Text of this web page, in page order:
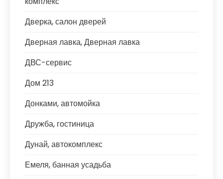
Дверка, салон дверей
Дверная лавка, Дверная лавка
ДВС-сервис
Дом 213
Донками, автомойка
Дружба, гостиница
Дунай, автокомплекс
Емеля, банная усадьба